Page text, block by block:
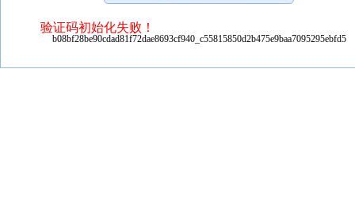
验证码初始化失败！
b08bf28be90cdad81f72dae8693cf940_c55815850d2b475e9baa7095295ebfd5